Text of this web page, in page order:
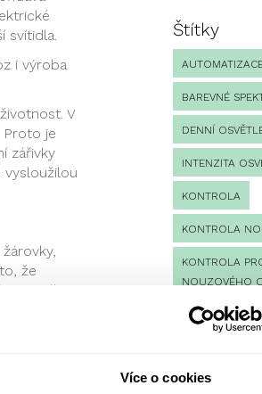
Více o cookies
svítidla.
i výroba
V
Proto je
zářivky
že
jim ani
ručičkám
energie
Štítky
BAREVNÉ
DENNÍ
INTENZITA
KONTROLA
KONTROLA
KONTROLA
NOUZOVÉHO
LED
NÁVRH